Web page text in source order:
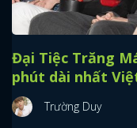
Đại Tiệc Trăng
phút dài nhất
Trường Duy